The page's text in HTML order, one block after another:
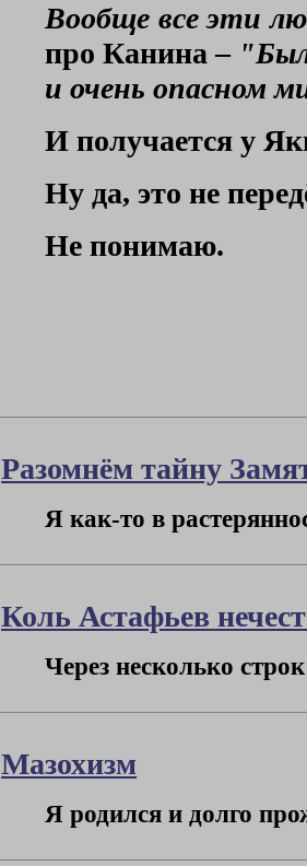
Вообще все эти
про Канина –
и очень опасном
И получается у
Ну да, это не
Не понимаю.
Разомнём тайну
Я как-то в
Коль Астафьев
Через несколько
Мазохизм
Я родился и долго